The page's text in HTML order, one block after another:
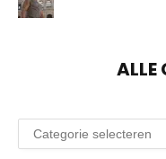
ALLE
Alle
categorieën